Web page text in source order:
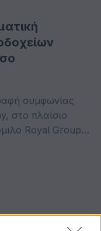
συμφωνίας
στο πλαίσιο
Royal Group…